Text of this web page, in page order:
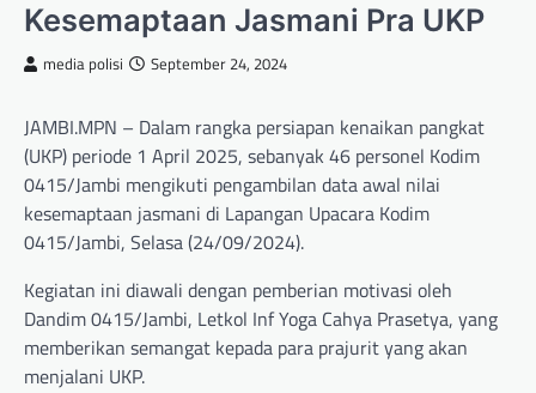
Kesemaptaan Jasmani Pra UKP
media polisi September 24, 2024
JAMBI.MPN – Dalam rangka persiapan kenaikan pangkat
(UKP) periode 1 April 2025, sebanyak 46 personel Kodim
0415/Jambi mengikuti pengambilan data awal nilai
kesemaptaan jasmani di Lapangan Upacara Kodim
0415/Jambi, Selasa (24/09/2024).
Kegiatan ini diawali dengan pemberian motivasi oleh
Dandim 0415/Jambi, Letkol Inf Yoga Cahya Prasetya, yang
memberikan semangat kepada para prajurit yang akan
menjalani UKP.